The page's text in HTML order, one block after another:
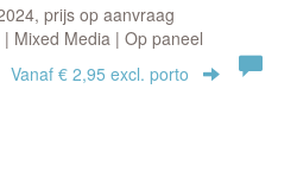
prijs op aanvraag
Mixed Media | Op paneel
Vanaf € 2,95 excl. porto